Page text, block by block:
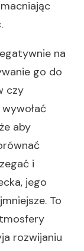
na
go do
czy
aby
i
jego
To
rozwijaniu